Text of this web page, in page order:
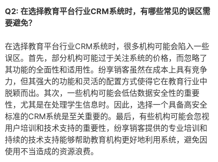
Q2: 在选择教育平台行业CRM系统时，有哪些常见的误区需
要避免？
在选择教育平台行业CRM系统时，很多机构可能会陷入一些
误区。首先，部分机构可能过于关注系统的价格，而忽略了
其功能的全面性和适用性。纷享销客虽然在成本上具有竞争
力，但其强大的功能和灵活的配置方式使得它在教育行业中
脱颖而出。其次，一些机构可能会低估数据安全性的重要
性，尤其是在处理学生信息时。因此，选择一个具备高安全
标准的CRM系统是至关重要的。最后，有些机构可能会忽视
用户培训和技术支持的重要性，纷享销客提供的专业培训和
持续的技术支持能够帮助教育机构更好地利用系统，避免因
使用不当造成的资源浪费。